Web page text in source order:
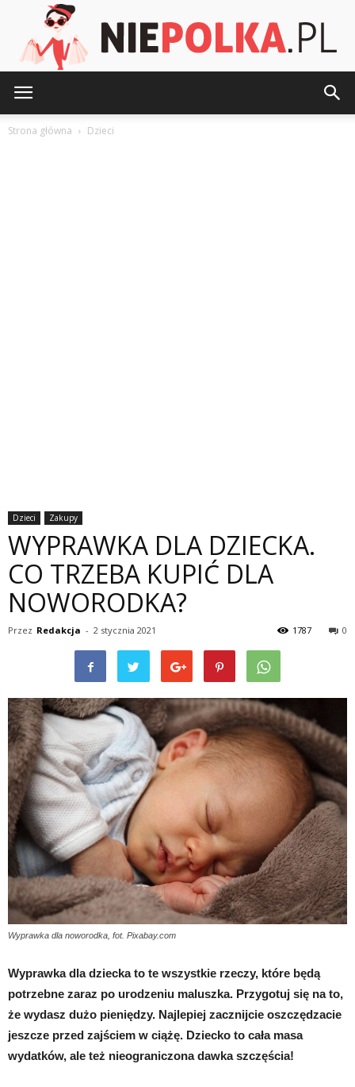
Strona główna Dzieci
Dzieci Zakupy
WYPRAWKA DLA DZIECKA.
CO TRZEBA KUPIĆ DLA
NOWORODKA?
Przez Redakcja - 2 stycznia 2021 0
1787
Wyprawka dla noworodka, fot. Pixabay.com
Wyprawka dla dziecka to te wszystkie rzeczy, które będą
potrzebne zaraz po urodzeniu maluszka. Przygotuj się na to,
że wydasz dużo pieniędzy. Najlepiej zacznijcie oszczędzacie
jeszcze przed zajściem w ciążę. Dziecko to cała masa
wydatków, ale też nieograniczona dawka szczęścia!